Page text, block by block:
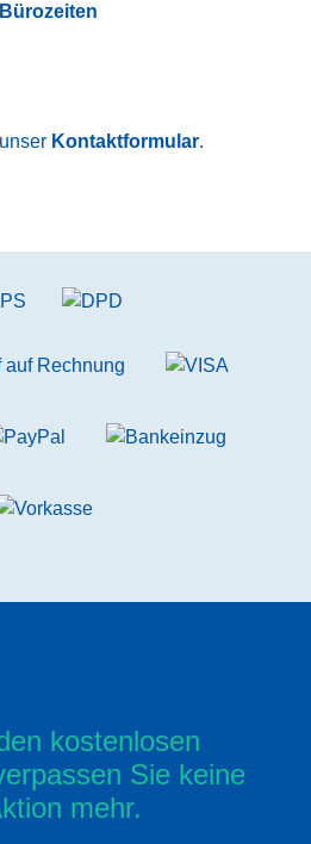
Kontaktformular.
kostenlosen
Sie keine
mehr.